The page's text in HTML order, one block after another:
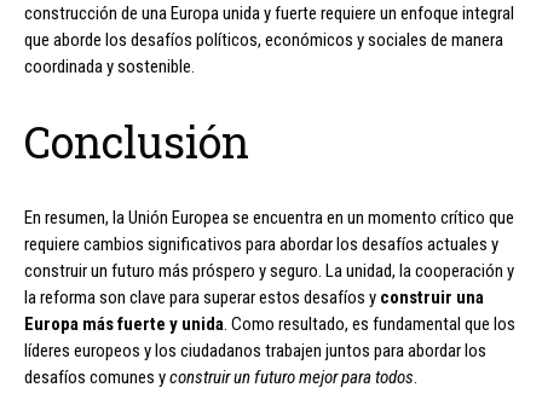
construcción de una Europa unida y fuerte requiere un enfoque integral
que aborde los desafíos políticos, económicos y sociales de manera
coordinada y sostenible.
Conclusión
En resumen, la Unión Europea se encuentra en un momento crítico que
requiere cambios significativos para abordar los desafíos actuales y
construir un futuro más próspero y seguro. La unidad, la cooperación y
la reforma son clave para superar estos desafíos y construir una
Europa más fuerte y unida. Como resultado, es fundamental que los
líderes europeos y los ciudadanos trabajen juntos para abordar los
desafíos comunes yconstruir un futuro mejor para todos.